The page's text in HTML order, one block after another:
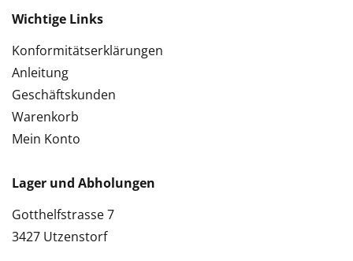
Wichtige Links
Konformitätserklärungen
Anleitung
Geschäftskunden
Warenkorb
Mein Konto
Lager und Abholungen
Gotthelfstrasse 7
3427 Utzenstorf